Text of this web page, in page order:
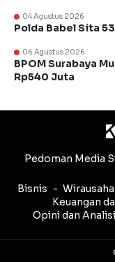
04 Agustus 2026
Polda Babel Sita
06 Agustus 2026
BPOM Surabaya
Rp540 Juta
Pedoman Media
Bisnis
Keuangan
Opini dan